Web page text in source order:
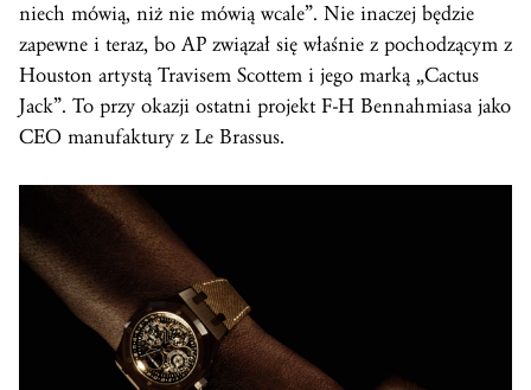
niech mówią, niż nie mówią wcale”. Nie inaczej będzie
zapewne i teraz, bo AP związał się właśnie z pochodzącym z
Houston artystą Travisem Scottem i jego marką „Cactus
Jack”. To przy okazji ostatni projekt F-H Bennahmiasa jako
CEO manufaktury z Le Brassus.